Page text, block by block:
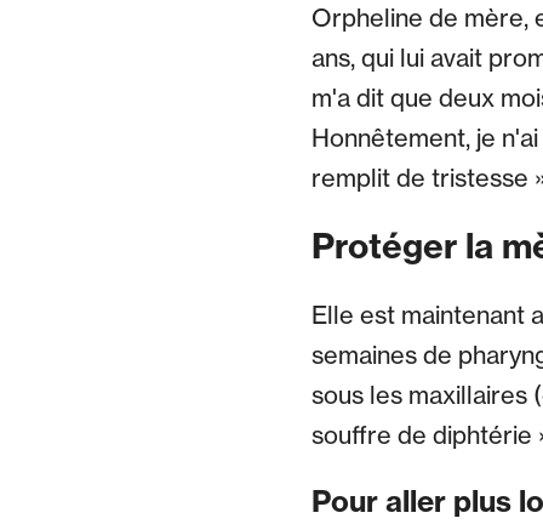
Orpheline de mère,
ans, qui lui avait
m'a dit que deux
Honnêtement, je
remplit de tristesse
Protéger la
Elle est maintenant
semaines de
sous les maxillaires
souffre de diphtérie
Pour aller plus